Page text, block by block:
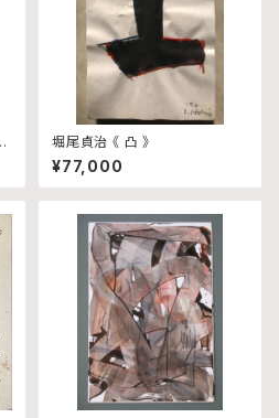
堀尾貞治 《 凸 》
¥77,000